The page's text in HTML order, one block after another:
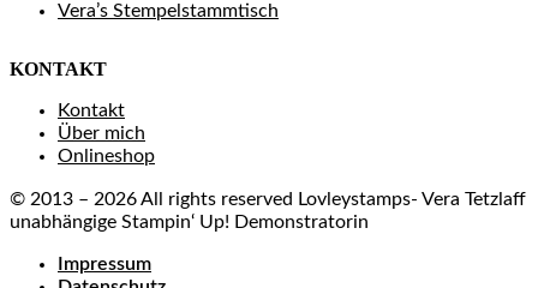
Vera’s Stempelstammtisch
KONTAKT
Kontakt
Über mich
Onlineshop
© 2013 – 2026 All rights reserved Lovleystamps- Vera Tetzlaff
unabhängige Stampin‘ Up! Demonstratorin
Impressum